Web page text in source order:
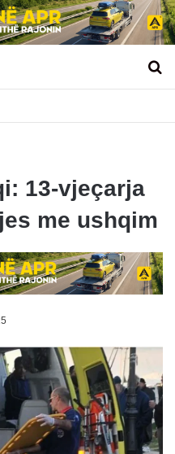
mbi 20 tonë
13-vjeçarja
me ushqim